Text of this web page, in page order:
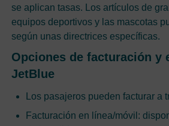
se aplican tasas. Los artículos de
equipos deportivos y las mascotas
según unas directrices específicas.
Opciones de facturación y
JetBlue
Los pasajeros pueden facturar a
Facturación en línea/móvil: